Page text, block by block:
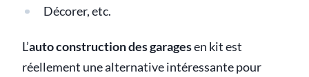
Décorer, etc.
L’auto construction des garagesen kit est
réellement une alternative intéressante pour